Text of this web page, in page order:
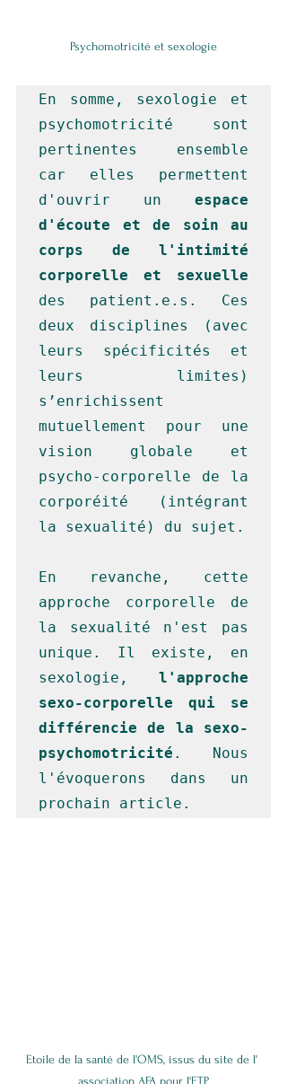
Psychomotricité et sexologie
En somme, sexologie et
psychomotricité sont
pertinentes ensemble
car elles permettent
d'ouvrir un espace
d'écoute et de soin au
corps de l'intimité
corporelle et sexuelle
des patient.e.s. Ces
deux disciplines (avec
leurs spécificités et
leurs limites)
s’enrichissent
mutuellement pour une
vision globale et
psycho-corporelle de la
corporéité (intégrant
la sexualité) du sujet.
En revanche, cette
approche corporelle de
la sexualité n'est pas
unique. Il existe, en
sexologie, l'approche
sexo-corporelle qui se
différencie de la sexo-
psychomotricité . Nous
l'évoquerons dans un
prochain article.
Etoile de la santé de l'OMS, issus du site de l'
association AFA pour l'ETP.